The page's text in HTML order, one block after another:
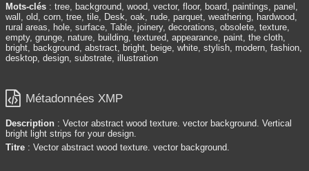
Mots-clés : tree, background, wood, vector, floor, board, paintings, panel,
wall, old, corn, tree, tile, Desk, oak, rude, parquet, weathering, hardwood,
rural areas, hole, surface, Table, joinery, decorations, obsolete, texture,
empty, grunge, nature, building, textured, appearance, paint, the cloth,
bright, background, abstract, bright, beige, white, stylish, modern, fashion,
desktop, design, substrate, illustration
 Métadonnées XMP
Description : Vector abstract wood texture. vector background. Vertical
bright light strips for your design.
Titre : Vector abstract wood texture. vector background.